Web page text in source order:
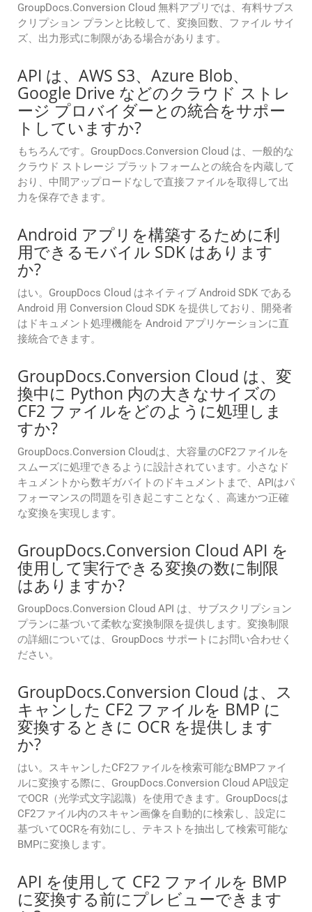
GroupDocs.Conversion Cloud 無料アプリでは、有料サブス
クリプション プランと比較して、変換回数、ファイル サイ
ズ、出力形式に制限がある場合があります。
API は、AWS S3、Azure Blob、
Google Drive などのクラウド ストレ
ージ プロバイダーとの統合をサポー
トしていますか?
もちろんです。GroupDocs.Conversion Cloud は、一般的な
クラウド ストレージ プラットフォームとの統合を内蔵して
おり、中間アップロードなしで直接ファイルを取得して出
力を保存できます。
Android アプリを構築するために利
用できるモバイル SDK はあります
か?
はい。GroupDocs Cloud はネイティブ Android SDK である
Android 用 Conversion Cloud SDK を提供しており、開発者
はドキュメント処理機能を Android アプリケーションに直
接統合できます。
GroupDocs.Conversion Cloud は、変
換中に Python 内の大きなサイズの
CF2 ファイルをどのように処理しま
すか?
GroupDocs.Conversion Cloudは、大容量のCF2ファイルを
スムーズに処理できるように設計されています。小さなド
キュメントから数ギガバイトのドキュメントまで、APIはパ
フォーマンスの問題を引き起こすことなく、高速かつ正確
な変換を実現します。
GroupDocs.Conversion Cloud API を
使用して実行できる変換の数に制限
はありますか?
GroupDocs.Conversion Cloud API は、サブスクリプション
プランに基づいて柔軟な変換制限を提供します。変換制限
の詳細については、GroupDocs サポートにお問い合わせく
ださい。
GroupDocs.Conversion Cloud は、ス
キャンした CF2 ファイルを BMP に
変換するときに OCR を提供します
か?
はい。スキャンしたCF2ファイルを検索可能なBMPファイ
ルに変換する際に、GroupDocs.Conversion Cloud API設定
でOCR（光学式文字認識）を使用できます。GroupDocsは
CF2ファイル内のスキャン画像を自動的に検索し、設定に
基づいてOCRを有効にし、テキストを抽出して検索可能な
BMPに変換します。
API を使用して CF2 ファイルを BMP
に変換する前にプレビューできます